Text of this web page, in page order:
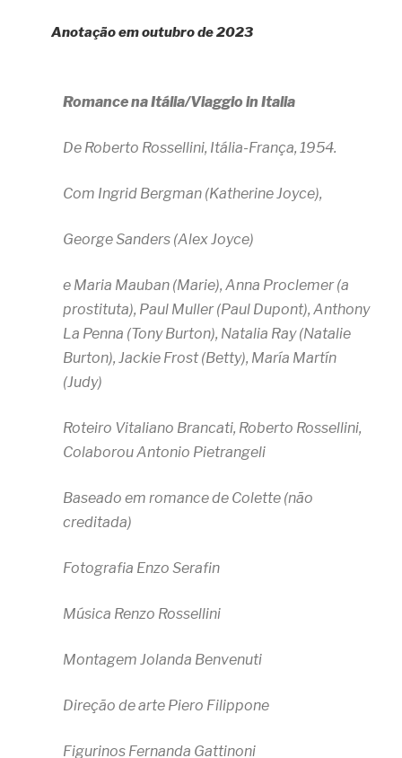
Anotação em outubro de 2023
Romance na Itália/Viaggio in Italia
De Roberto Rossellini, Itália-França, 1954.
Com Ingrid Bergman (Katherine Joyce),
George Sanders (Alex Joyce)
e Maria Mauban (Marie), Anna Proclemer (a
prostituta), Paul Muller (Paul Dupont), Anthony
La Penna (Tony Burton), Natalia Ray (Natalie
Burton), Jackie Frost (Betty), María Martín
(Judy)
Roteiro Vitaliano Brancati, Roberto Rossellini,
Colaborou Antonio Pietrangeli
Baseado em romance de Colette (não
creditada)
Fotografia Enzo Serafin
Música Renzo Rossellini
Montagem Jolanda Benvenuti
Direção de arte Piero Filippone
Figurinos Fernanda Gattinoni